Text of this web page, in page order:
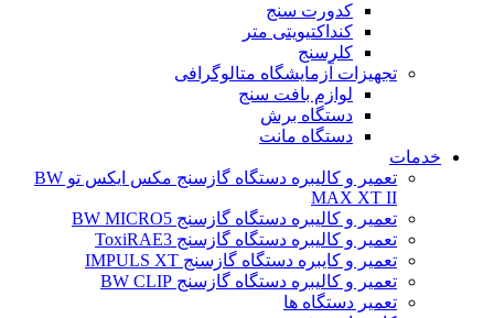
کدورت سنج
کنداکتیویتی متر
کلرسنج
تجهیزات آزمایشگاه متالوگرافی
لوازم بافت سنج
دستگاه برش
دستگاه مانت
خدمات
تعمیر و کالیبره دستگاه گازسنج مکس ایکس تو BW
MAX XT II
تعمیر و کالیبره دستگاه گازسنج BW MICRO5
تعمیر و کالیبره دستگاه گازسنج ToxiRAE3
تعمیر و کایبره دستگاه گازسنج IMPULS XT
تعمیر و کالیبره دستگاه گازسنج BW CLIP
تعمیر دستگاه ها